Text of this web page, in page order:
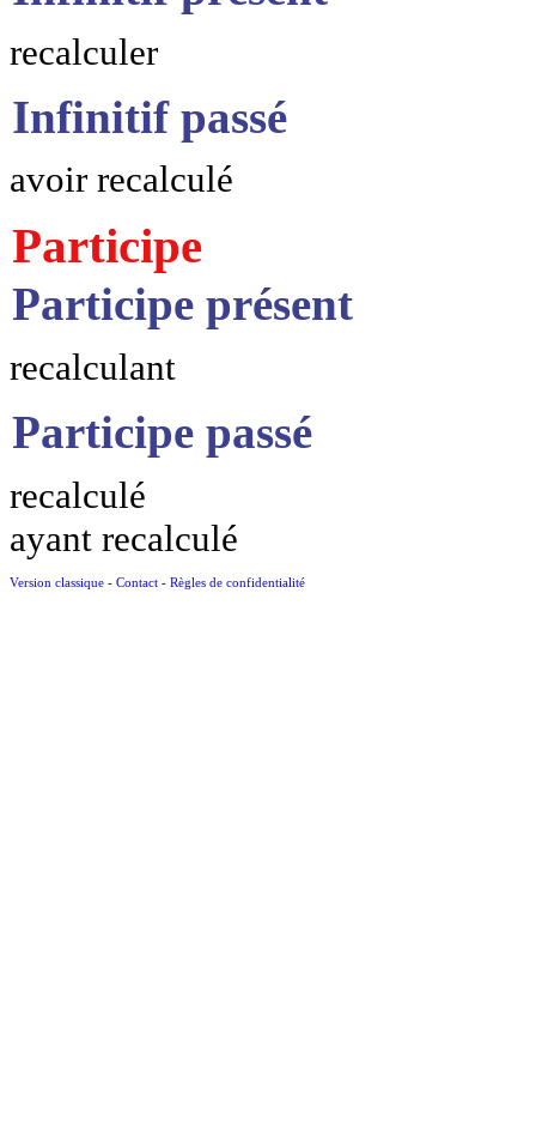
recalculer
Infinitif passé
avoir recalculé
Participe
Participe présent
recalculant
Participe passé
recalculé
ayant recalculé
Version classique - Contact - Règles de confidentialité